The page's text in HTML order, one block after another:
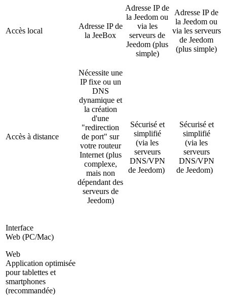
Accès local
Adresse IP de
la JeeBox
Adresse IP de
la Jeedom ou
via les
serveurs de
Jeedom (plus
simple)
Adresse IP de
la Jeedom ou
via les serveurs
de Jeedom
(plus simple)
Accès à distance
Nécessite une
IP fixe ou un
DNS
dynamique et
la création
d'une
"redirection
de port" sur
votre routeur
Internet (plus
complexe,
mais non
dépendant des
serveurs de
Jeedom)
Sécurisé et
simplifié
(via les
serveurs
DNS/VPN
de Jeedom)
Sécurisé et
simplifié
(via les
serveurs
DNS/VPN
de Jeedom)
Interface
Web (PC/Mac)
Web
Application optimisée
pour tablettes et
smartphones
(recommandée)